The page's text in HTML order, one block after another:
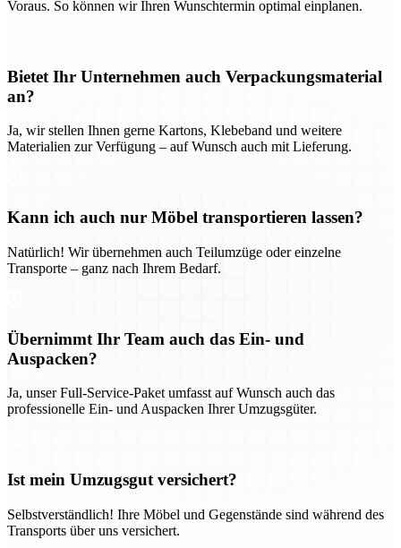
Voraus. So können wir Ihren Wunschtermin optimal einplanen.
Bietet Ihr Unternehmen auch Verpackungsmaterial
an?
Ja, wir stellen Ihnen gerne Kartons, Klebeband und weitere
Materialien zur Verfügung – auf Wunsch auch mit Lieferung.
Kann ich auch nur Möbel transportieren lassen?
Natürlich! Wir übernehmen auch Teilumzüge oder einzelne
Transporte – ganz nach Ihrem Bedarf.
Übernimmt Ihr Team auch das Ein- und
Auspacken?
Ja, unser Full-Service-Paket umfasst auf Wunsch auch das
professionelle Ein- und Auspacken Ihrer Umzugsgüter.
Ist mein Umzugsgut versichert?
Selbstverständlich! Ihre Möbel und Gegenstände sind während des
Transports über uns versichert.